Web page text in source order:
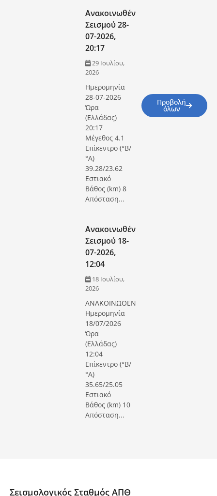
Προβολή
όλων
Ανακοινωθέν
Σεισμού 28-
07-2026,
20:17
29 Ιουλίου,
2026
Ημερομηνία
28-07-2026
Ώρα
(Ελλάδας)
20:17
Μέγεθος 4.1
Επίκεντρο (°Β/
°Α)
39.28/23.62
Εστιακό
Βάθος (km) 8
Απόσταση...
Ανακοινωθέν
Σεισμού 18-
07-2026,
12:04
18 Ιουλίου,
2026
ΑΝΑΚΟΙΝΩΘΕΝ
Ημερομηνία
18/07/2026
Ώρα
(Ελλάδας)
12:04
Επίκεντρο (°Β/
°Α)
35.65/25.05
Εστιακό
Βάθος (km) 10
Απόσταση...
Σεισμολογικός Σταθμός ΑΠΘ